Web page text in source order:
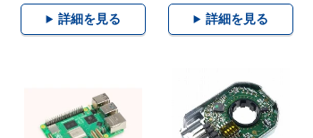
詳細を見る 詳細を見る